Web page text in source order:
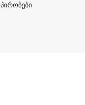
პირობები